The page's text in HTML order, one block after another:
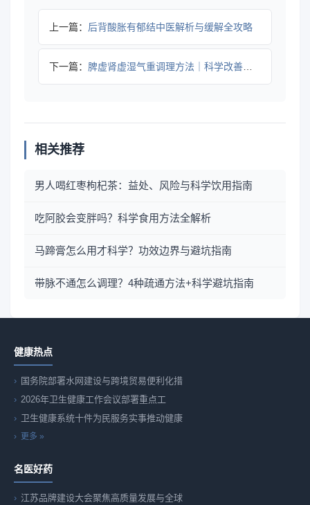
上一篇： 后背酸胀有郁结中医解析与缓解全攻略
下一篇： 脾虚肾虚湿气重调理方法｜科学改善体质全攻略
相关推荐
男人喝红枣枸杞茶：益处、风险与科学饮用指南
吃阿胶会变胖吗？科学食用方法全解析
马蹄膏怎么用才科学？功效边界与避坑指南
带脉不通怎么调理？4种疏通方法+科学避坑指南
健康热点
国务院部署水网建设与跨境贸易便利化措
2026年卫生健康工作会议部署重点工
卫生健康系统十件为民服务实事推动健康
更多 »
名医好药
江苏品牌建设大会聚焦高质量发展与全球